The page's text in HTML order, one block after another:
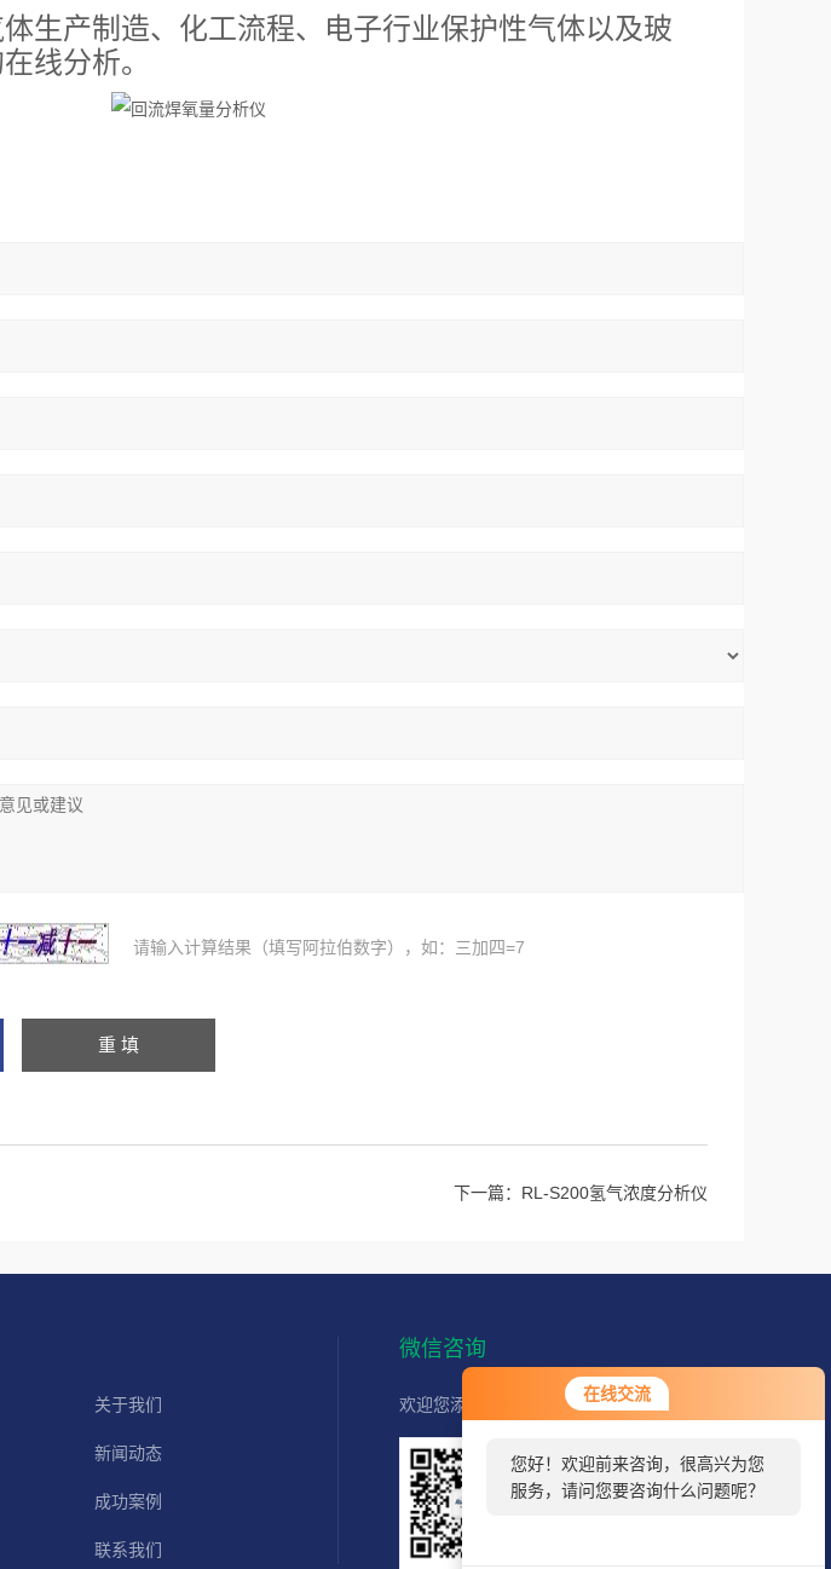
在线交流
您好！欢迎前来咨询，很高兴为您
服务，请问您要咨询什么问题呢？
生产制造、化工流程、电子行业保护性气体以及玻
线分析。
请输入计算结果（填写阿拉伯数字），如：三加四=7
下一篇： RL-S200氢气浓度分析仪
关于我们
新闻动态
成功案例
联系我们
微信咨询
欢迎您添加我们的微信客服了解更多信息：